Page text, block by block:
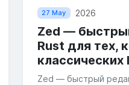
27 May 2026
Zed —
Rust для тех,
классических
Zed — быстрый